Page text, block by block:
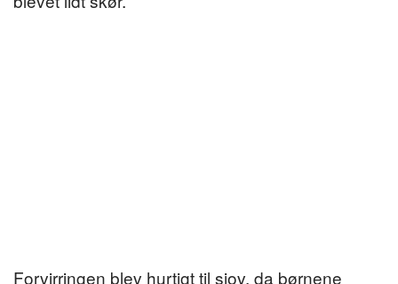
Forvirringen blev hurtigt til sjov, da børnene